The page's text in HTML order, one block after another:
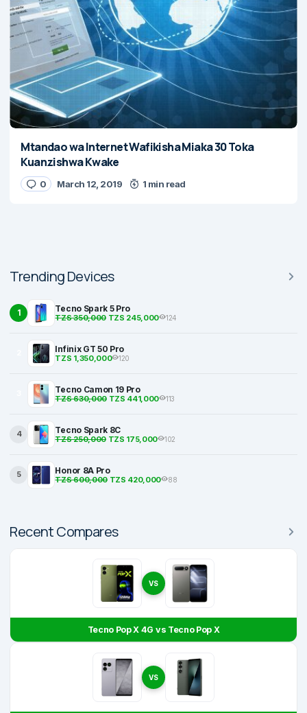
Mtandao wa Internet Wafikisha Miaka 30 Toka
Kuanzishwa Kwake
0 March 12, 2019 1 min read
Trending Devices
1 Tecno Spark 5 Pro
TZS 350,000TZS 245,000 124
Infinix GT 50 Pro
TZS 1,350,000 120
Tecno Camon 19 Pro
TZS 630,000TZS 441,000 113
4 Tecno Spark 8C
TZS 250,000TZS 175,000 102
5 Honor 8A Pro
TZS 600,000TZS 420,000 88
Recent Compares
VS
Tecno Pop X 4G vs Tecno Pop X
VS